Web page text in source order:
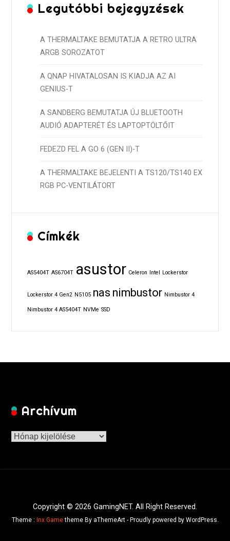
Legutóbbi bejegyzések
A THERMALTAKE BEMUTATJA A RETRO ULTRA
ARGB SOROZATOT
A QNAP HIVATALOSAN IS KIADJA AZ AI
GENIUS-T
A SANDBERG BEMUTATJA ÚJ BLUETOOTH
AUDIÓ ADAPTERÉT ÉS LAPTOPTÖLTŐIT
FEDEZD FEL A GO 6 (GEN II)-T
A THERMALTAKE BEJELENTI A TS120/TS140 EX
RGB PC-VENTILÁTORT
Címkék
AS5404T AS6704T asustor Celeron Intel Lockerstor
Lockerstor 4 Gen2 N5105 nas nimbustor Nimbustor 4
Nimbustor 4 AS5404T NVMe SSD
Archívum
Archívum
Copyright © 2026 GamingNET. All Right Reserved.
Theme : Inx Gametheme By aThemeArt - Proudly powered by WordPress.